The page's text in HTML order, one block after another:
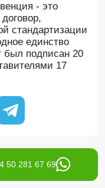
- это
стандартизации
единство
был подписан 20
17
50 281 67 69